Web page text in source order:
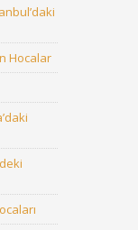
Hocalar